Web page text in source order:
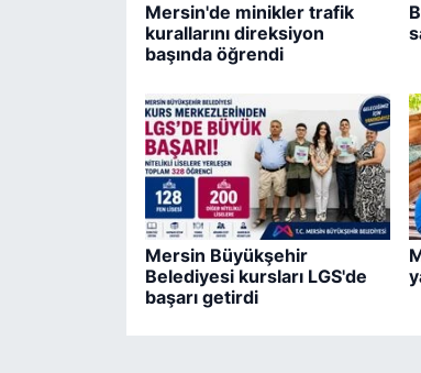
Mersin'de minikler trafik
kurallarını direksiyon
başında öğrendi
Mersin Büyükşehir
Belediyesi kursları LGS'de
başarı getirdi